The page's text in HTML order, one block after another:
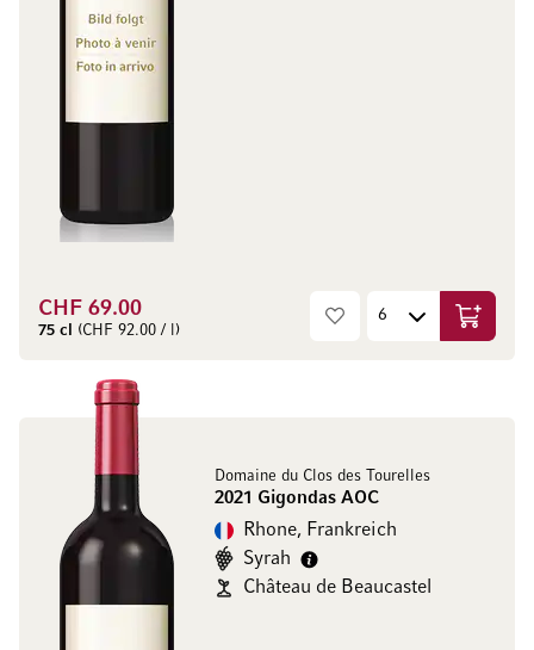
CHF 69.00
75 cl (CHF 92.00 / l) In den
Domaine du Clos des Tourelles
2021 Gigondas AOC
Rhone, Frankreich
Syrah
Château de Beaucastel